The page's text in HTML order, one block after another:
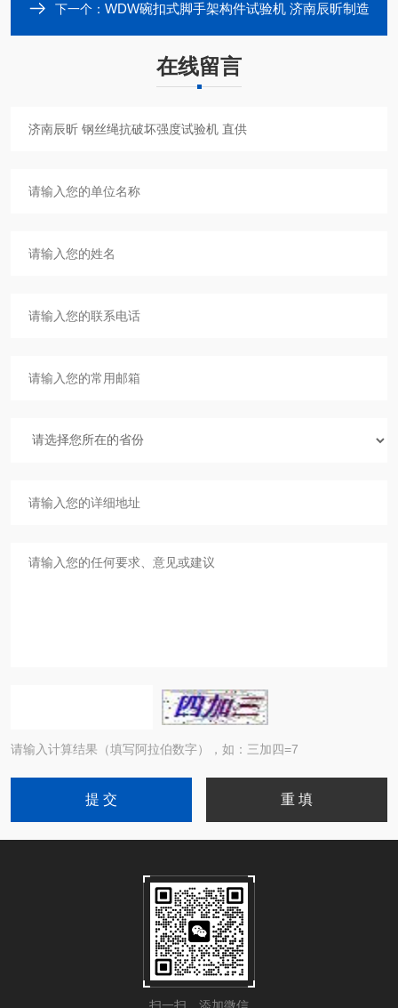
下一个： WDW碗扣式脚手架构件试验机 济南辰昕制造
在线留言
请输入计算结果（填写阿拉伯数字），如：三加四=7